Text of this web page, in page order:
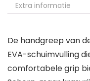
Extra informatie
De handgreep van
EVA-schuimvulling
comfortabele grip